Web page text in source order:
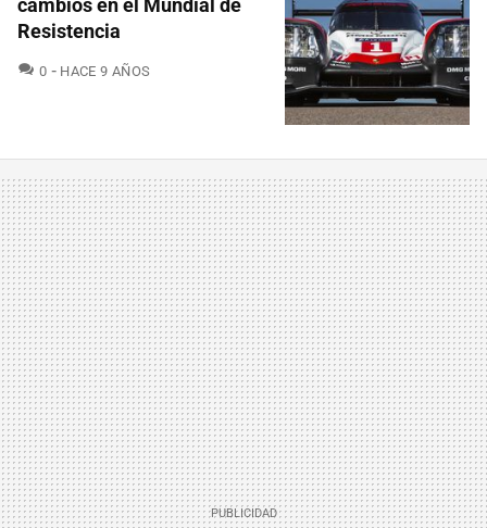
cambios en el Mundial de
Resistencia
0 COMENTARIOS
HACE 9 AÑOS